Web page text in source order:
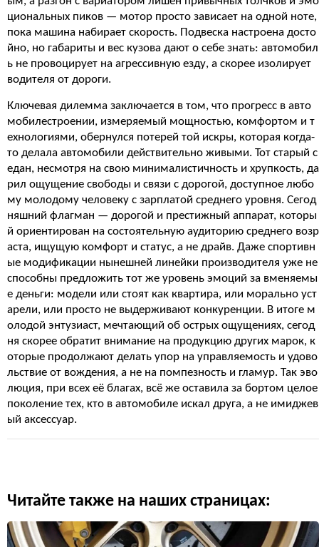
циональных пиков — мотор просто зависает на одной ноте,
пока машина набирает скорость. Подвеска настроена досто
йно, но габариты и вес кузова дают о себе знать: автомобил
ь не провоцирует на агрессивную езду, а скорее изолирует
водителя от дороги.
Ключевая дилемма заключается в том, что прогресс в авто
мобилестроении, измеряемый мощностью, комфортом и т
ехнологиями, обернулся потерей той искры, которая когда-
то делала автомобили действительно живыми. Тот старый с
едан, несмотря на свою минималистичность и хрупкость, да
рил ощущение свободы и связи с дорогой, доступное любо
му молодому человеку с зарплатой среднего уровня. Сегод
няшний флагман — дорогой и престижный аппарат, которы
й ориентирован на состоятельную аудиторию среднего возр
аста, ищущую комфорт и статус, а не драйв. Даже спортивн
ые модификации нынешней линейки производителя уже не
способны предложить тот же уровень эмоций за вменяемы
е деньги: модели или стоят как квартира, или морально уст
арели, или просто не выдерживают конкуренции. В итоге м
олодой энтузиаст, мечтающий об острых ощущениях, сегод
ня скорее обратит внимание на продукцию других марок, к
оторые продолжают делать упор на управляемость и удово
льствие от вождения, а не на помпезность и гламур. Так эво
люция, при всех её благах, всё же оставила за бортом целое
поколение тех, кто в автомобиле искал друга, а не имиджев
ый аксессуар.
Читайте также на наших страницах: